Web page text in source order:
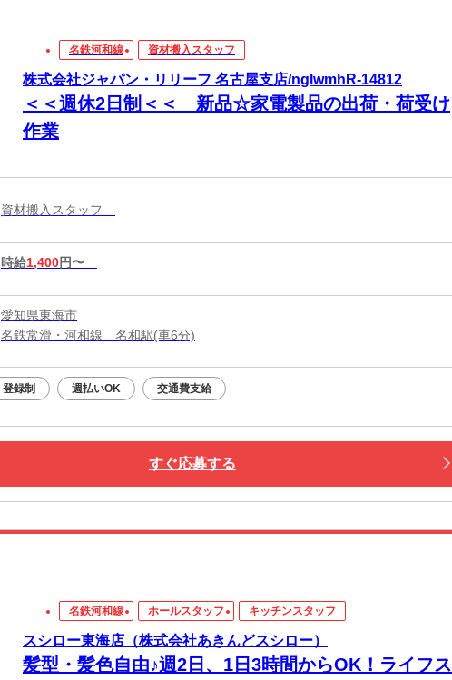
名鉄河和線 資材搬入スタッフ
株式会社ジャパン・リリーフ 名古屋支店/nglwmhR-14812
＜＜週休2日制＜＜ 新品☆家電製品の出荷・荷受け
作業
資材搬入スタッフ
時給1,400円〜
愛知県東海市
名鉄常滑・河和線 名和駅(車6分)
登録制 週払いOK 交通費支給
すぐ応募する
名鉄河和線 ホールスタッフ キッチンスタッフ
スシロー東海店（株式会社あきんどスシロー）
髪型・髪色自由♪週2日、1日3時間からOK！ライフス